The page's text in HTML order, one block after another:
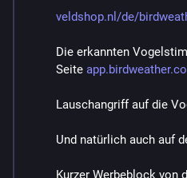
veldshop.nl/de/
Die erkannten
Seite
Lauschangriff auf die
Und natürlich auch auf
Kurzer Werbeblock von